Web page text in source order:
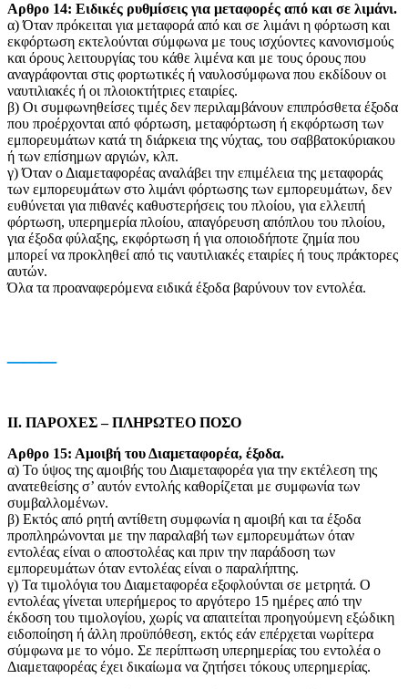
Aρθρο 14: Ειδικές ρυθμίσεις για μεταφορές από και σε λιμάνι.
α) Όταν πρόκειται για μεταφορά από και σε λιμάνι η φόρτωση και
εκφόρτωση εκτελούνται σύμφωνα με τους ισχύοντες κανονισμούς
και όρους λειτουργίας του κάθε λιμένα και με τους όρους που
αναγράφονται στις φορτωτικές ή ναυλοσύμφωνα που εκδίδουν οι
ναυτιλιακές ή οι πλοιοκτήτριες εταιρίες.
β) Οι συμφωνηθείσες τιμές δεν περιλαμβάνουν επιπρόσθετα έξοδα
που προέρχονται από φόρτωση, μεταφόρτωση ή εκφόρτωση των
εμπορευμάτων κατά τη διάρκεια της νύχτας, του σαββατοκύριακου
ή των επίσημων αργιών, κλπ.
γ) Όταν ο Διαμεταφορέας αναλάβει την επιμέλεια της μεταφοράς
των εμπορευμάτων στο λιμάνι φόρτωσης των εμπορευμάτων, δεν
ευθύνεται για πιθανές καθυστερήσεις του πλοίου, για ελλειπή
φόρτωση, υπερημερία πλοίου, απαγόρευση απόπλου του πλοίου,
για έξοδα φύλαξης, εκφόρτωση ή για οποιοδήποτε ζημία που
μπορεί να προκληθεί από τις ναυτιλιακές εταιρίες ή τους πράκτορες
αυτών.
Όλα τα προαναφερόμενα ειδικά έξοδα βαρύνουν τον εντολέα.
II. ΠΑΡΟΧΕΣ – ΠΛΗΡΩΤΕΟ ΠΟΣΟ
Aρθρο 15: Αμοιβή του Διαμεταφορέα, έξοδα.
α) Το ύψος της αμοιβής του Διαμεταφορέα για την εκτέλεση της
ανατεθείσης σ’ αυτόν εντολής καθορίζεται με συμφωνία των
συμβαλλομένων.
β) Εκτός από ρητή αντίθετη συμφωνία η αμοιβή και τα έξοδα
προπληρώνονται με την παραλαβή των εμπορευμάτων όταν
εντολέας είναι ο αποστολέας και πριν την παράδοση των
εμπορευμάτων όταν εντολέας είναι ο παραλήπτης.
γ) Τα τιμολόγια του Διαμεταφορέα εξοφλούνται σε μετρητά. Ο
εντολέας γίνεται υπερήμερος το αργότερο 15 ημέρες από την
έκδοση του τιμολογίου, χωρίς να απαιτείται προηγούμενη εξώδικη
ειδοποίηση ή άλλη προϋπόθεση, εκτός εάν επέρχεται νωρίτερα
σύμφωνα με το νόμο. Σε περίπτωση υπερημερίας του εντολέα ο
Διαμεταφορέας έχει δικαίωμα να ζητήσει τόκους υπερημερίας.